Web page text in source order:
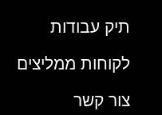
תיק עבודות
לקוחות ממליצים
צור קשר